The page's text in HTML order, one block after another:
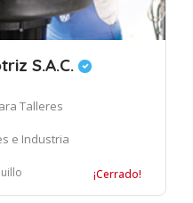
S.A.C.
Talleres
e Industria
¡Cerrado!